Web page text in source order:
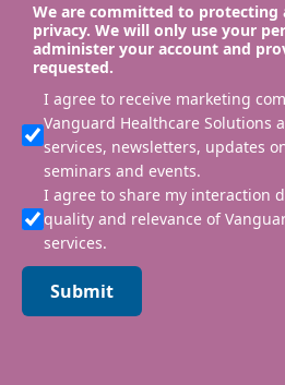
We are committed to protecting
privacy. We will only use your
administer your account and
requested.
I agree to receive marketing
Vanguard Healthcare Solutions
services, newsletters, updates
seminars and events.
I agree to share my interaction
quality and relevance of
services.
Submit